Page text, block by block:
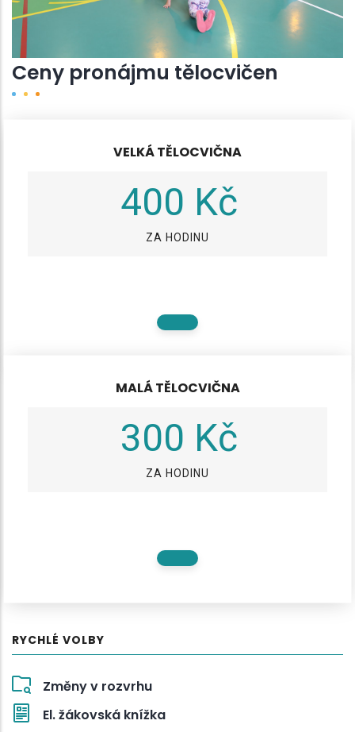
Ceny pronájmu tělocvičen
VELKÁ TĚLOCVIČNA
400 Kč
ZA HODINU
MALÁ TĚLOCVIČNA
300 Kč
ZA HODINU
RYCHLÉ VOLBY
Změny v rozvrhu
El. žákovská knížka